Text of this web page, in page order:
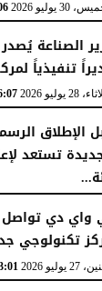
30 يوليو 2026
الصناعة يُصدر
تنفيذياً
28 يوليو 2026
تستعد
واي دي
تكنولوجي
يوليو 2026